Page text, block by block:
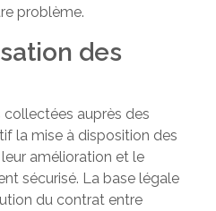
problème.
des
auprès des
la mise à disposition des
amélioration et le
sécurisé. La base légale
du contrat entre